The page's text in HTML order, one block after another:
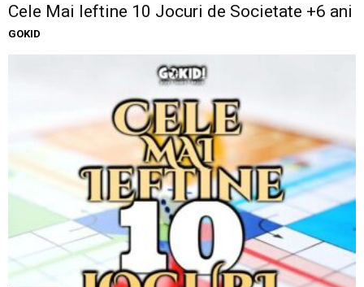
Cele Mai Ieftine 10 Jocuri de Societate +6 ani
GOKID